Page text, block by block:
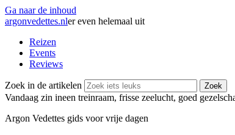
Ga naar de inhoud
argonvedettes.nler even helemaal uit
Reizen
Events
Reviews
Zoek in de artikelen Zoek
Vandaag zin ineen treinraam, frisse zeelucht, goed
Argon Vedettes gids voor vrije dagen